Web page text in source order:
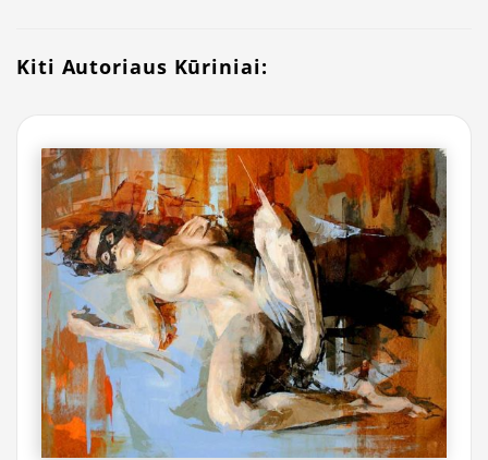
Kiti Autoriaus Kūriniai: